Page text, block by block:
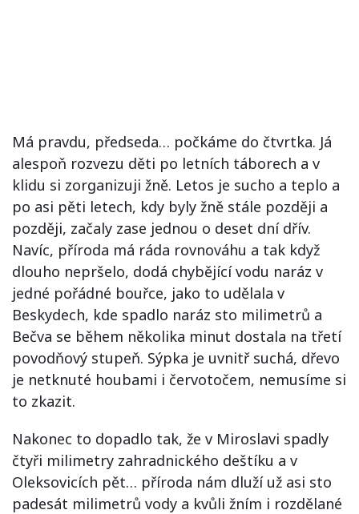
Má pravdu, předseda… počkáme do čtvrtka. Já
alespoň rozvezu děti po letních táborech a v
klidu si zorganizuji žně. Letos je sucho a teplo a
po asi pěti letech, kdy byly žně stále později a
později, začaly zase jednou o deset dní dřív.
Navíc, příroda má ráda rovnováhu a tak když
dlouho nepršelo, dodá chybějící vodu naráz v
jedné pořádné bouřce, jako to udělala v
Beskydech, kde spadlo naráz sto milimetrů a
Bečva se během několika minut dostala na třetí
povodňový stupeň. Sýpka je uvnitř suchá, dřevo
je netknuté houbami i červotočem, nemusíme si
to zkazit.
Nakonec to dopadlo tak, že v Miroslavi spadly
čtyři milimetry zahradnického deštíku a v
Oleksovicích pět… příroda nám dluží už asi sto
padesát milimetrů vody a kvůli žním i rozdělané